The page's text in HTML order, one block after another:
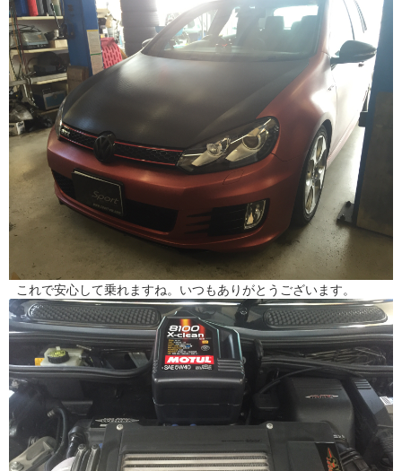
これで安心して乗れますね。いつもありがとうございます。